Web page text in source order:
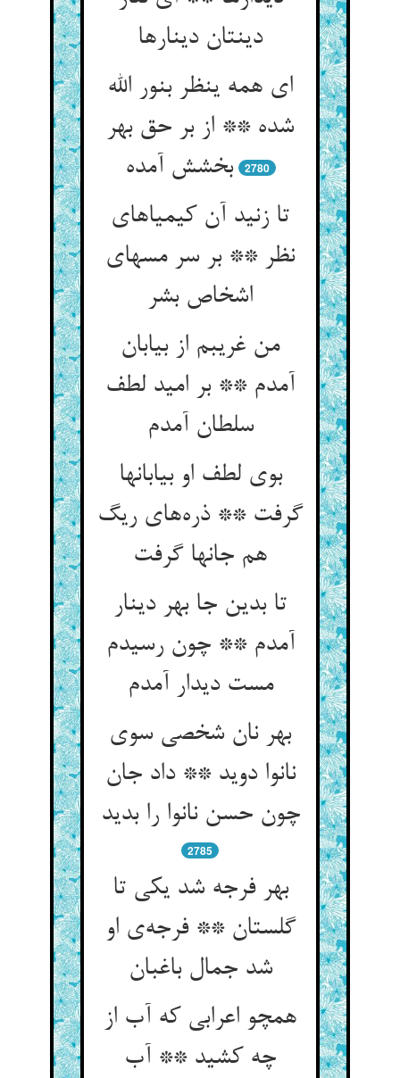
دینتان دینارها
ای همه ینظر بنور الله
شده ** از بر حق بهر
بخشش آمده‌‌
2780
تا زنید آن کیمیاهای
نظر ** بر سر مسهای
اشخاص بشر
من غریبم از بیابان
آمدم ** بر امید لطف
سلطان آمدم‌‌
بوی لطف او بیابانها
گرفت ** ذره‌‌های ریگ
تا بدین جا بهر دینار
آمدم ** چون رسیدم
مست دیدار آمدم‌‌
بهر نان شخصی سوی
نانوا دوید ** داد جان
چون حسن نانوا را بدید
2785
بهر فرجه شد یکی تا
گلستان ** فرجه‌‌ی او
شد جمال باغبان‌‌
همچو اعرابی که آب از
چه کشید ** آب